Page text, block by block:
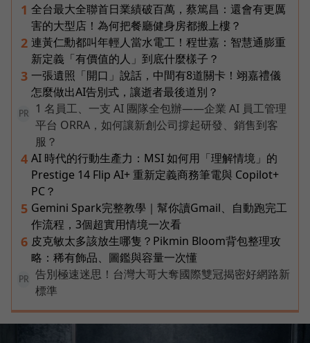
1 全台最大全聯首日業績破百萬，蔡篤昌：還會有更厲
害的大型店！為何把餐廳健身房都搬上樓？
2 連黃仁勳都叫年輕人當水電工！程世嘉：智慧通膨重
新定義「有價值的人」到底什麼樣子？
3 一張遺照「開口」說話，中間有8道關卡！翊嘉禮儀
怎麼做出AI告別式，讓逝者最後道別？
PR
1 名員工、一支 AI 團隊全包辦——企業 AI 員工管理
平台 ORRA，如何讓新創公司撐起研發、銷售到客
服？
4 AI 時代的行動生產力：MSI 如何用「理解情境」的
Prestige 14 Flip AI+ 重新定義商務筆電與 Copilot+
PC？
5 Gemini Spark完整教學｜幫你讀Gmail、自動跑完工
作流程，3個超實用情境一次看
6 皮克敏太多該放生哪隻？Pikmin Bloom背包整理攻
略：稀有飾品、圖鑑與容量一次懂
PR
告別極速迷思！台灣大哥大奪國際雙冠揭密好網路新
標準